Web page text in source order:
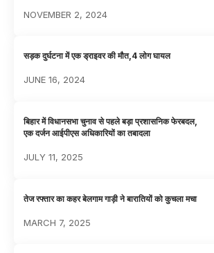
NOVEMBER 2, 2024
सड़क दुर्घटना में एक ड्राइवर की मौत,4 लोग घायल
JUNE 16, 2024
बिहार में विधानसभा चुनाव से पहले बड़ा प्रशासनिक फेरबदल,
एक दर्जन आईपीएस अधिकारियों का तबादला
JULY 11, 2025
तेज रफ्तार का कहर बेलगाम गाड़ी ने बारातियों को कुचला मचा
MARCH 7, 2025